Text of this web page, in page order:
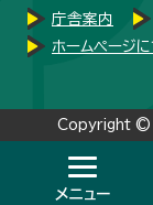
メニュー
庁舎案内
ホームページ
Copyright ©